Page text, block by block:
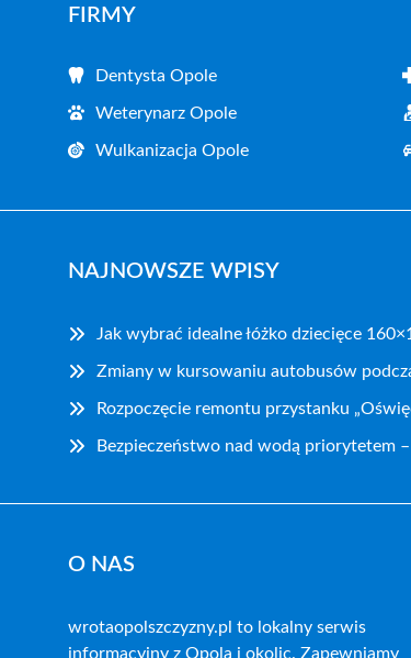
FIRMY
Dentysta Opole
Weterynarz Opole
Wulkanizacja Opole
NAJNOWSZE WPISY
Jak wybrać idealne łóżko dziecięce
Zmiany w kursowaniu autobusów
Rozpoczęcie remontu przystanku
Bezpieczeństwo nad wodą priorytetem
O NAS
wrotaopolszczyzny.pl to lokalny serwis
informacyjny z Opola i okolic. Zapewniamy